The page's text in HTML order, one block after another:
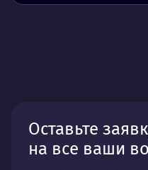
Оставьте
на все ваши